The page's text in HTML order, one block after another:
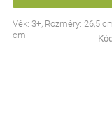
Věk: 3+, Rozměry: 26,5
cm